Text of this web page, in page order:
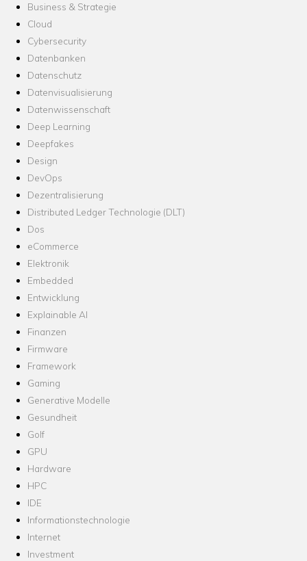
Business & Strategie
Cloud
Cybersecurity
Datenbanken
Datenschutz
Datenvisualisierung
Datenwissenschaft
Deep Learning
Deepfakes
Design
DevOps
Dezentralisierung
Distributed Ledger Technologie (DLT)
Dos
eCommerce
Elektronik
Embedded
Entwicklung
Explainable AI
Finanzen
Firmware
Framework
Gaming
Generative Modelle
Gesundheit
Golf
GPU
Hardware
HPC
IDE
Informationstechnologie
Internet
Investment